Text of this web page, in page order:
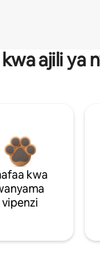
ajili ya
kwa
vipenzi